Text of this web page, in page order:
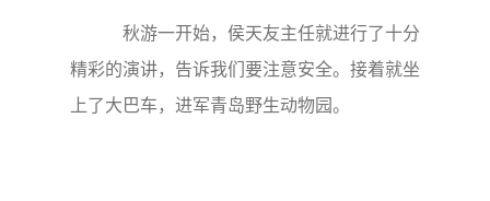
秋游一开始，侯天友主任就进行了十分
精彩的演讲，告诉我们要注意安全。接着就坐
上了大巴车，进军青岛野生动物园。